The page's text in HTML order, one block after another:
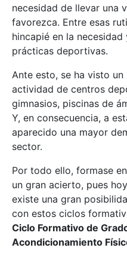
necesidad de llevar una
favorezca. Entre esas
hincapié en la
prácticas deportivas.
Ante esto, se ha visto
actividad de centros
gimnasios, piscinas de
Y, en consecuencia, a
aparecido una mayor
sector.
Por todo ello, formase
un gran acierto, pues
existe una gran
con estos ciclos
Ciclo Formativo de
Acondicionamiento